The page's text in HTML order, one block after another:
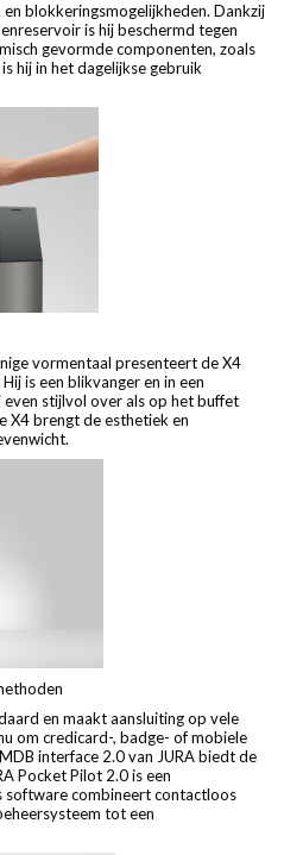
blokkeringsmogelijkheden. Dankzij
is hij beschermd tegen
gevormde componenten, zoals
hij in het dagelijkse gebruik
vormentaal presenteert de X4
is een blikvanger en in een
stijlvol over als op het buffet
X4 brengt de esthetiek en
en maakt aansluiting op vele
om credicard-, badge- of mobiele
interface 2.0 van JURA biedt de
Pocket Pilot 2.0 is een
software combineert contactloos
tot een